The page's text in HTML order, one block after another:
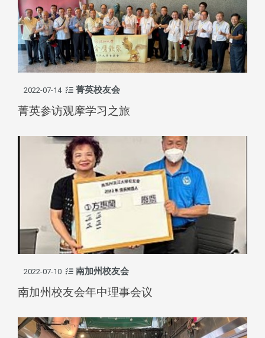
2022-07-14 菁英校友会
菁英参访观摩学习之旅
2022-07-10 南加州校友会
南加州校友会年中理事会议